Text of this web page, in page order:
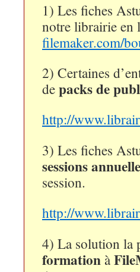
1) Les fiches
notre librairie en
filemaker.com/
2) Certaines
depacks de
http://
3) Les fiches
sessions
session.
http://
4) La solution la
formation à